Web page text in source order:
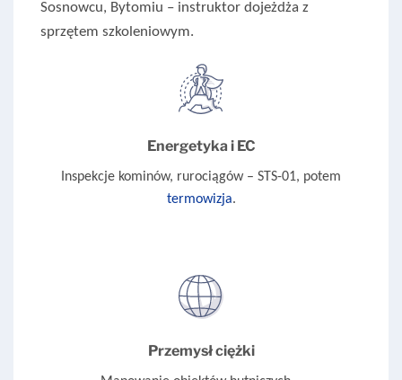
Sosnowcu, Bytomiu – instruktor dojeżdża z
sprzętem szkoleniowym.
Energetyka i EC
Inspekcje kominów, rurociągów – STS-01, potem
termowizja.
Przemysł ciężki